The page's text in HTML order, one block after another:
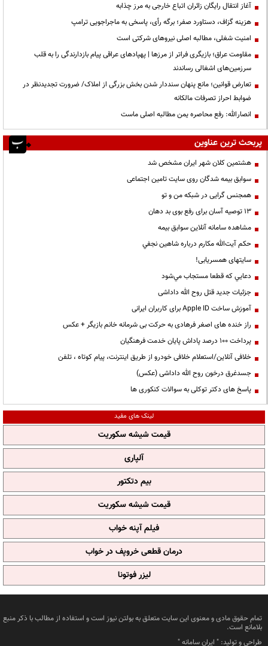
آغاز انتقال رایگان زائران اتباع خارجی به مرز چذابه
هزینه گزاف، دستاورد صفر؛ برگه رأی، پاسخی به ماجراجویی ترامپ
‌امنیت شغلی، مطالبه اصلی نیروهای شرکتی است
مقاومت عراق؛ بازیگری فراتر از مرزها | پهپادهای عراقی پیام بازدارندگی را به قلب
سرزمین‌های اشغالی رساندند
تعارض قوانین؛ مانع پنهان سنددار شدن بخش بزرگی از املاک/ ضرورت تجدیدنظر در
ضوابط احراز تصرفات مالکانه
انصارالله: رفع محاصره یمن مطالبه اصلی ماست
پربحث ترین عناوین
هشتمین کلان شهر ایران مشخص شد
سوابق بیمه شدگان روی سایت تامین اجتماعی
همجنس گرایی در شبکه من و تو
13 توصیه آسان برای رفع بوی بد دهان
مشاهده سامانه آنلاين سوابق بیمه
حكم آيت‌الله مكارم درباره شاهين نجفي
سایتهای همسریابی!
دعايي كه قطعا مستجاب مي‌شود
جزئیات جدید قتل روح الله داداشی
آموزش ساخت Apple ID برای کاربران ایرانی
راز خنده های اصغر فرهادی به حرکت بی شرمانه خانم بازیگر + عکس
پرداخت ۱۰۰ درصد پاداش پایان خدمت فرهنگیان
خلافی آنلاین/استعلام خلافی خودرو از طریق اینترنت، پیام کوتاه ، تلفن
جسدغرق درخون روح الله داداشی (عکس)
پاسخ های دکتر توکلی به سوالات کنکوری ها
لینک های مفید
قیمت شیشه سکوریت
آلپاری
بیم دتکتور
قیمت شیشه سکوریت
فیلم آپنه خواب
درمان قطعی خروپف در خواب
لیزر فوتونا
تمام حقوق مادی و معنوی این سایت متعلق به بولتن نیوز است و استفاده از مطالب با ذکر منبع
بلامانع است.
طراحی و تولید: " ایران سامانه"